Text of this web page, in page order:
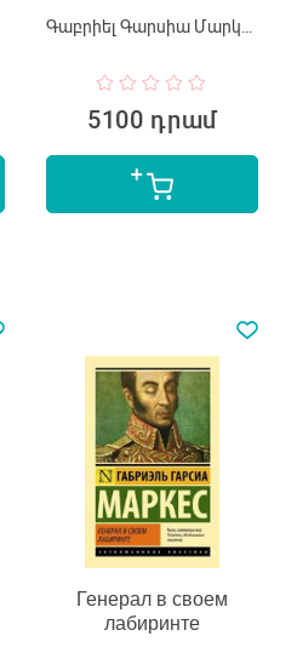
Գաբրիել Գարսիա Մարկես
5100 դրամ
Генерал в своем
лабиринте